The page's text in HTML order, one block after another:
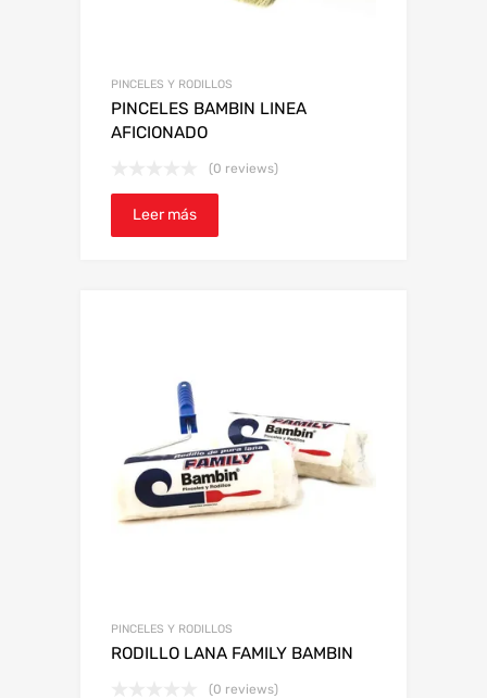
PINCELES Y RODILLOS
PINCELES BAMBIN LINEA
AFICIONADO
(0 reviews)
Leer más
PINCELES Y RODILLOS
RODILLO LANA FAMILY BAMBIN
(0 reviews)